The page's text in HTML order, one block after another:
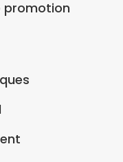
promotion